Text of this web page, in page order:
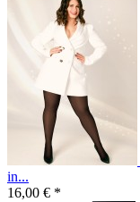
in...
16,00 € *